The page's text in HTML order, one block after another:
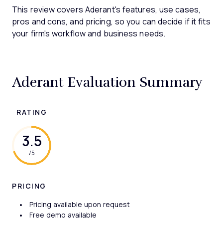
This review covers Aderant's features, use cases,
pros and cons, and pricing, so you can decide if it fits
your firm's workflow and business needs.
Aderant Evaluation Summary
RATING
3.5
/5
PRICING
Pricing available upon request
Free demo available